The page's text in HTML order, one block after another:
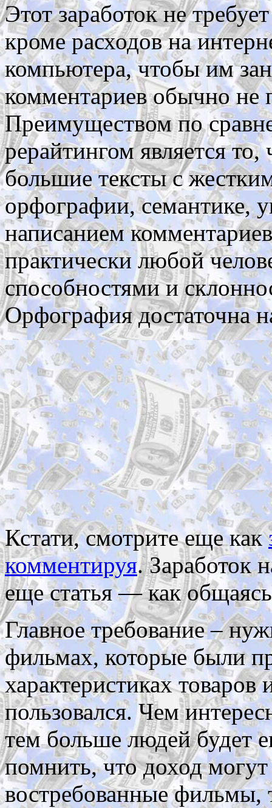
Этот заработок не
кроме расходов на
компьютера, чтобы им
комментариев обычно не
Преимуществом по
рерайтингом является
большие тексты с
орфографии, семантике,
написанием
практически любой
способностями и
Орфография достаточна
Кстати, смотрите еще как
комментируя. Заработок
еще статья — как
Главное требование –
фильмах, которые были
характеристиках
пользовался. Чем
тем больше людей будет
помнить, что доход
востребованные фильмы,